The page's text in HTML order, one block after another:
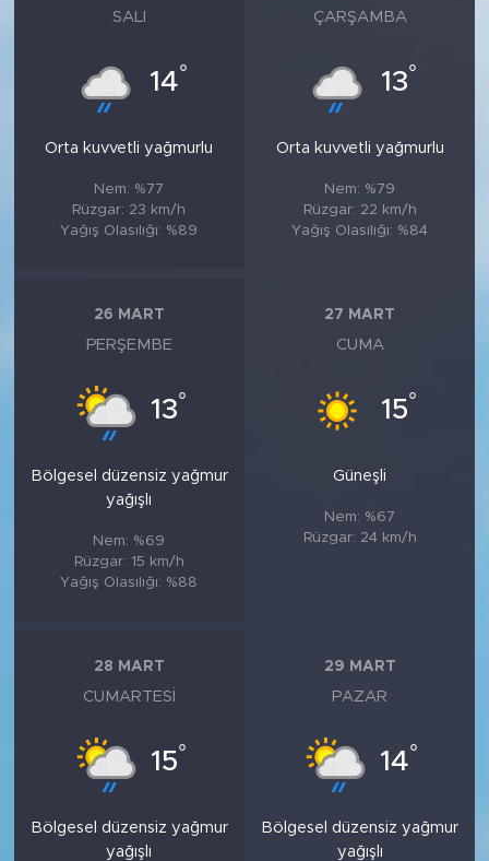
SALI
14°
Orta kuvvetli yağmurlu
Nem: %77
Rüzgar: 23 km/h
Yağış Olasılığı: %89
ÇARŞAMBA
13°
Orta kuvvetli yağmurlu
Nem: %79
Rüzgar: 22 km/h
Yağış Olasılığı: %84
26 MART
PERŞEMBE
13°
Bölgesel düzensiz yağmur
yağışlı
Nem: %69
Rüzgar: 15 km/h
Yağış Olasılığı: %88
27 MART
CUMA
15°
Güneşli
Nem: %67
Rüzgar: 24 km/h
28 MART
CUMARTESI
15°
Bölgesel düzensiz yağmur
yağışlı
29 MART
PAZAR
14°
Bölgesel düzensiz yağmur
yağışlı